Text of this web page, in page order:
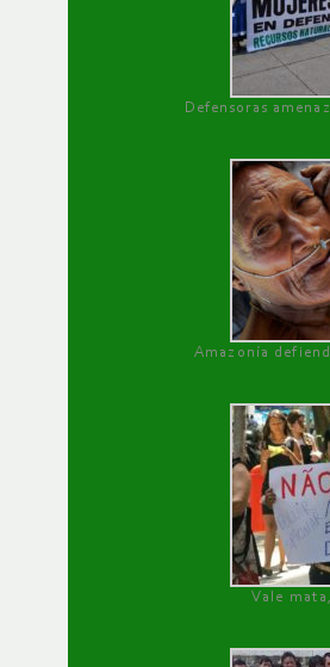
Defensoras
Amazonía
Vale